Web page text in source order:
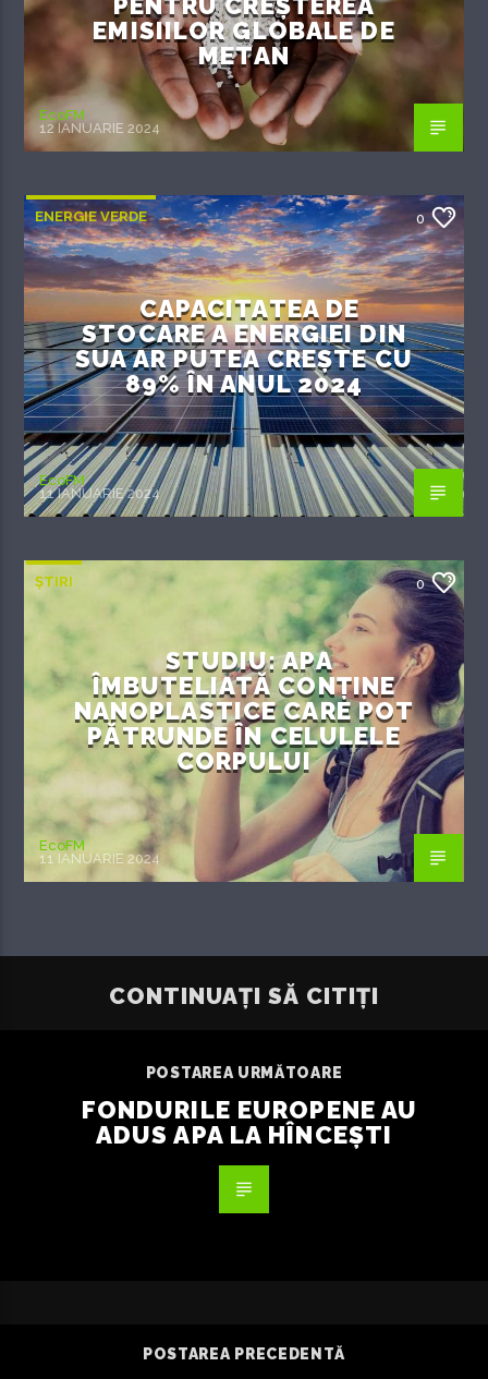
EMISIILOR GLOBALE DE
METAN
EcoFM
12 IANUARIE 2024
ENERGIE VERDE 0
CAPACITATEA DE
STOCARE A ENERGIEI DIN
SUA AR PUTEA CREȘTE CU
89% ÎN ANUL 2024
EcoFM
11 IANUARIE 2024
ȘTIRI 0
STUDIU: APA
ÎMBUTELIATĂ CONȚINE
NANOPLASTICE CARE POT
PĂTRUNDE ÎN CELULELE
CORPULUI
EcoFM
11 IANUARIE 2024
CONTINUAȚI SĂ CITIȚI
POSTAREA URMĂTOARE
FONDURILE EUROPENE AU
ADUS APA LA HÎNCEȘTI
POSTAREA PRECEDENTĂ